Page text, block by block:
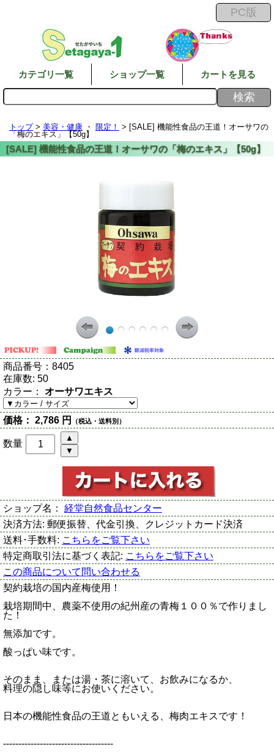
カテゴリ一覧 ショップ一覧 カートを見る
トップ> 美容・健康 ・ 限定！ > [SALE] 機能性食品の王道！オーサワの
「梅のエキス」【50g】
商品番号： 8405
在庫数: 50
カラー： オーサワエキス
価格： 2,786 円 （税込・送料別）
数量
ショップ名： 経堂自然食品センター
決済方法: 郵便振替、代金引換、クレジットカード決済
送料･手数料: こちらをご覧下さい
特定商取引法に基づく表記: こちらをご覧下さい
この商品について問い合わせる
契約栽培の国内産梅使用！
栽培期間中、農薬不使用の紀州産の青梅１００％で作りまし
た！
無添加です。
酸っぱい味です。
そのまま、または湯・茶に溶いて、お飲みになるか、
料理の隠し味等にお使いください。
日本の機能性食品の王道ともいえる、梅肉エキスです！
------------------------------------